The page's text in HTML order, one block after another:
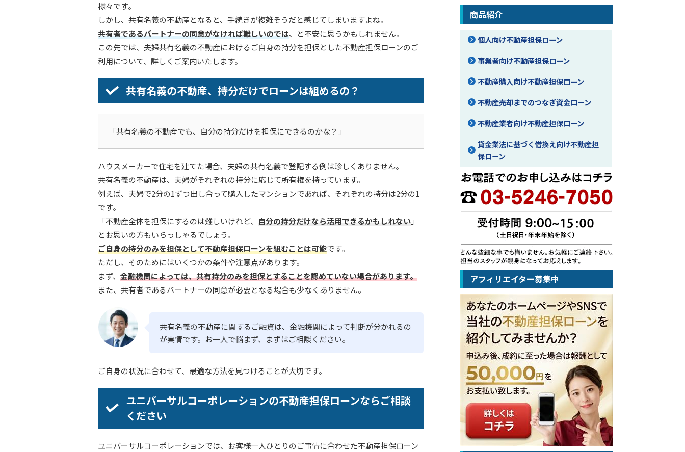
様々です。
しかし、共有名義の不動産となると、手続きが複雑そうだと感じてしまいますよね。
共有者であるパートナーの同意がなければ難しいのでは、と不安に思うかもしれません。
この先では、夫婦共有名義の不動産におけるご自身の持分を担保とした不動産担保ローンのご
利用について、詳しくご案内いたします。
共有名義の不動産、持分だけでローンは組めるの？
「共有名義の不動産でも、自分の持分だけを担保にできるのかな？」
ハウスメーカーで住宅を建てた場合、夫婦の共有名義で登記する例は珍しくありません。
共有名義の不動産は、夫婦がそれぞれの持分に応じて所有権を持っています。
例えば、夫婦で2分の1ずつ出し合って購入したマンションであれば、それぞれの持分は2分の1
です。
「不動産全体を担保にするのは難しいけれど、 自分の持分だけなら活用できるかもしれない」
とお思いの方もいらっしゃるでしょう。
ご自身の持分のみを担保として不動産担保ローンを組むことは可能です。
ただし、そのためにはいくつかの条件や注意点があります。
まず、 金融機関によっては、共有持分のみを担保とすることを認めていない場合があります。
また、共有者であるパートナーの同意が必要となる場合も少なくありません。
共有名義の不動産に関するご融資は、金融機関によって判断が分かれるの
が実情です。お一人で悩まず、まずはご相談ください。
ご自身の状況に合わせて、最適な方法を見つけることが大切です。
ユニバーサルコーポレーションの不動産担保ローンならご相談
ください
ユニバーサルコーポレーションでは、お客様一人ひとりのご事情に合わせた不動産担保ローン
商品紹介
個人向け不動産担保ローン
事業者向け不動産担保ローン
不動産購入向け不動産担保ローン
不動産売却までのつなぎ資金ローン
不動産業者向け不動産担保ローン
貸金業法に基づく借換え向け不動産担
保ローン
アフィリエイター募集中